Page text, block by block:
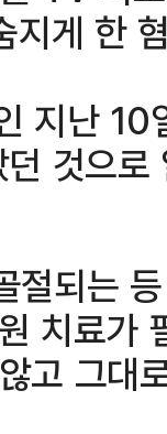
게 한
지난 10
것으로
절되는
치료가
고 그대